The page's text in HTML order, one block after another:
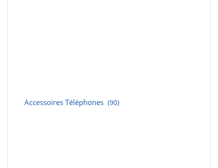
Accessoires Téléphones (90)